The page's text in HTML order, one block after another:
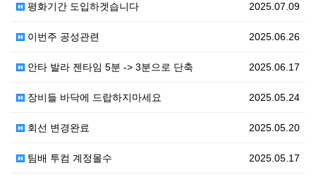
2025.07.09
평화기간 도입하겟습니다
2025.06.26
이번주 공성관련
2025.06.17
안타 발라 젠타임 5분 -> 3분으로 단축
2025.05.24
장비들 바닥에 드랍하지마세요
2025.05.20
회선 변경완료
2025.05.17
팀배 투컴 계정몰수